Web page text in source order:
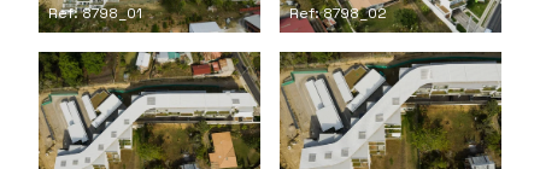
Ref: 8798_01 Ref: 8798_02